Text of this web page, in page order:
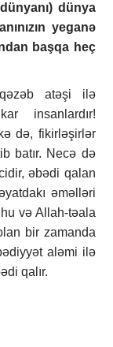
dünya
yeganə
başqa heç
atəşi ilə
insanlardır!
də, fikirləşirlər
batır. Necə də
əbədi qalan
əməlləri
və Allah-təala
bir zamanda
aləmi ilə
qalır.